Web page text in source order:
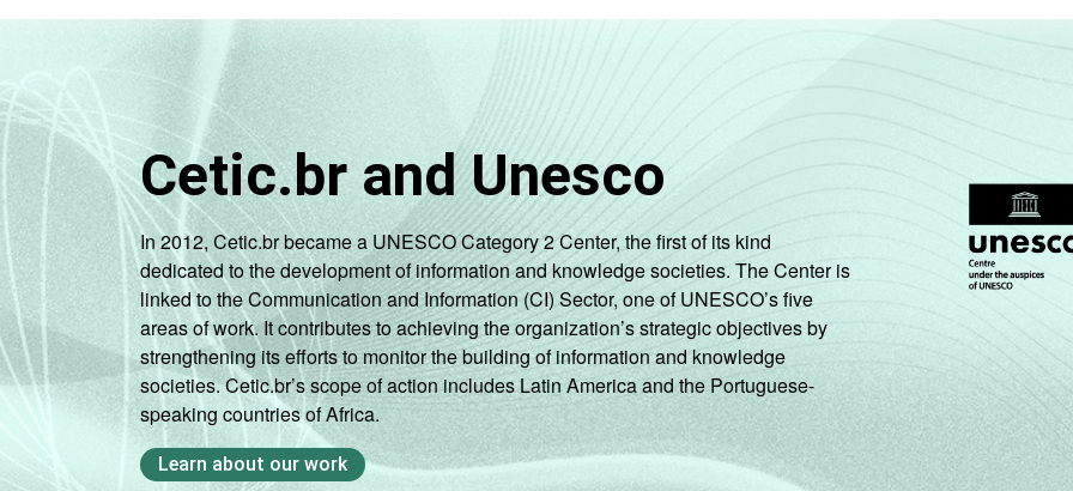
Cetic.br and Unesco
In 2012, Cetic.br became a UNESCO Category 2 Center, the first of its kind
dedicated to the development of information and knowledge societies. The Center is
linked to the Communication and Information (CI) Sector, one of UNESCO’s five
areas of work. It contributes to achieving the organization’s strategic objectives by
strengthening its efforts to monitor the building of information and knowledge
societies. Cetic.br’s scope of action includes Latin America and the Portuguese-
speaking countries of Africa.
Learn about our work